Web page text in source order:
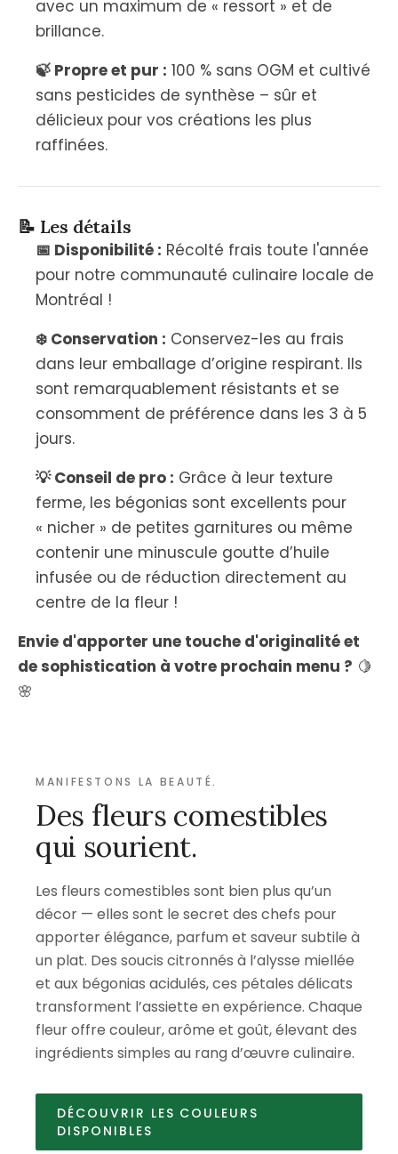
avec un maximum de « ressort » et de
brillance.
🍃 Propre et pur : 100 % sans OGM et cultivé
sans pesticides de synthèse – sûr et
délicieux pour vos créations les plus
raffinées.
📝 Les détails
📅 Disponibilité : Récolté frais toute l'année
pour notre communauté culinaire locale de
Montréal !
❄️ Conservation : Conservez-les au frais
dans leur emballage d’origine respirant. Ils
sont remarquablement résistants et se
consomment de préférence dans les 3 à 5
jours.
💡 Conseil de pro : Grâce à leur texture
ferme, les bégonias sont excellents pour
« nicher » de petites garnitures ou même
contenir une minuscule goutte d’huile
infusée ou de réduction directement au
centre de la fleur !
Envie d'apporter une touche d'originalité et
de sophistication à votre prochain menu ? 🍋
🌸
MANIFESTONS LA BEAUTÉ.
Des fleurs comestibles
qui sourient.
Les fleurs comestibles sont bien plus qu’un
décor — elles sont le secret des chefs pour
apporter élégance, parfum et saveur subtile à
un plat. Des soucis citronnés à l’alysse miellée
et aux bégonias acidulés, ces pétales délicats
transforment l’assiette en expérience. Chaque
fleur offre couleur, arôme et goût, élevant des
ingrédients simples au rang d’œuvre culinaire.
DÉCOUVRIR LES COULEURS
DISPONIBLES